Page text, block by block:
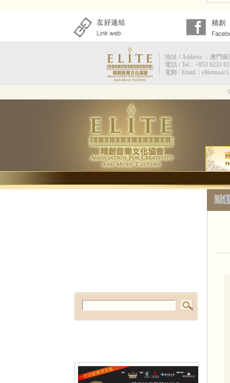
地址 / Address ：澳門
電話 / Tel：+853 6233
電郵 / Email：